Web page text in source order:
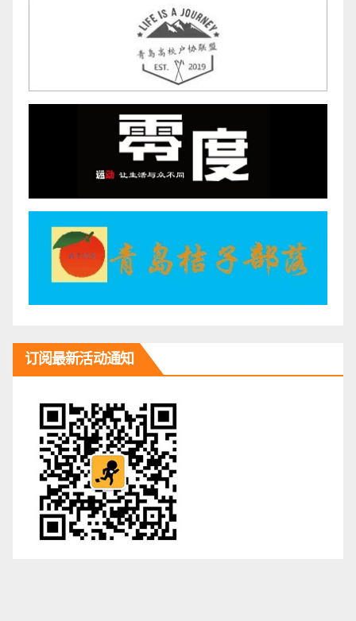
订阅最新活动通知